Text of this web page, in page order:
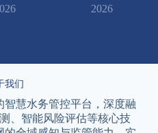
2026
我们
慧水务管控平台，深度融
、智能风险评估等核心技